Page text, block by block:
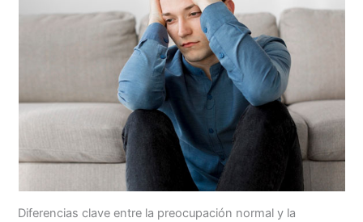
Diferencias clave entre la preocupación normal y la